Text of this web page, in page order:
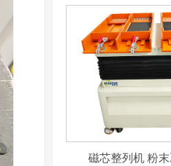
磁芯整列机 粉